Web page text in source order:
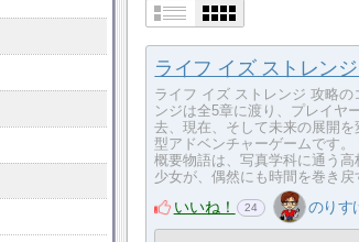
ライフ イズ ストレン
ライフ イズ ストレンジ 攻略
ンジは全5章に渡り、プレイヤ
去、現在、そして未来の展開
型アドベンチャーゲームです
概要物語は、写真学科に通う
少女が、偶然にも時間を巻き
いいね！ 24 のりす